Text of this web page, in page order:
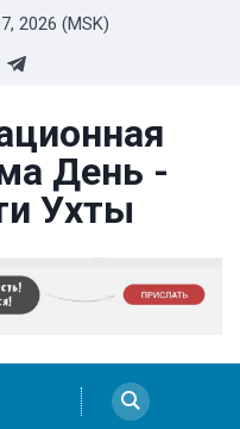
2026 (MSK)
День -
Ухты